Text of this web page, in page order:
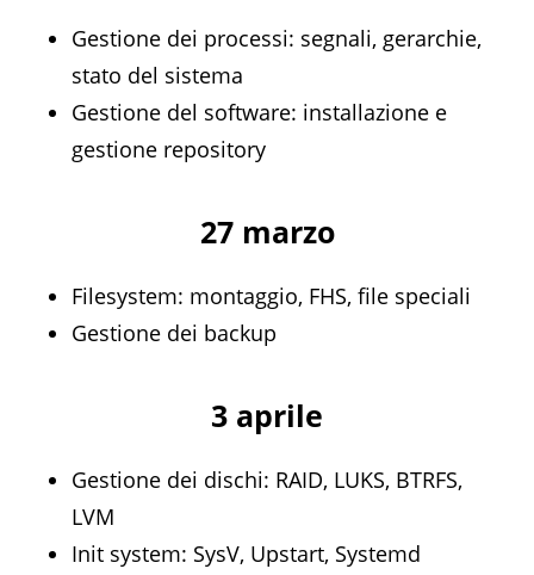
Gestione dei processi: segnali, gerarchie,
stato del sistema
Gestione del software: installazione e
gestione repository
27 marzo
Filesystem: montaggio, FHS, file speciali
Gestione dei backup
3 aprile
Gestione dei dischi: RAID, LUKS, BTRFS,
LVM
Init system: SysV, Upstart, Systemd